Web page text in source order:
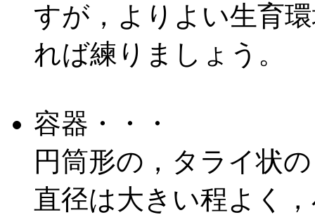
すが，よりよい生育
れば練りましょう。
容器・・・
円筒形の，タライ状
直径は大きい程よく